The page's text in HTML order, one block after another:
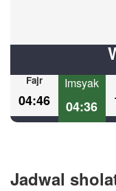
Fajr
04:46
Imsyak
04:36
Jadwal